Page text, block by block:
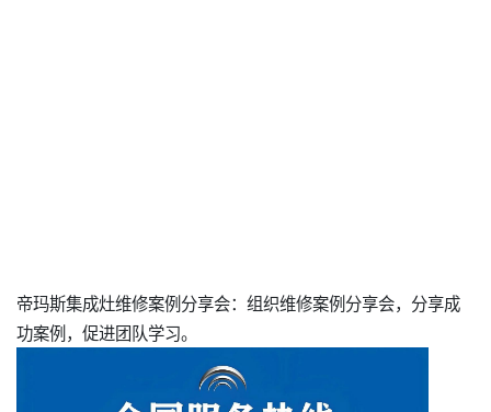
帝玛斯集成灶维修案例分享会：组织维修案例分享会，分享成
功案例，促进团队学习。